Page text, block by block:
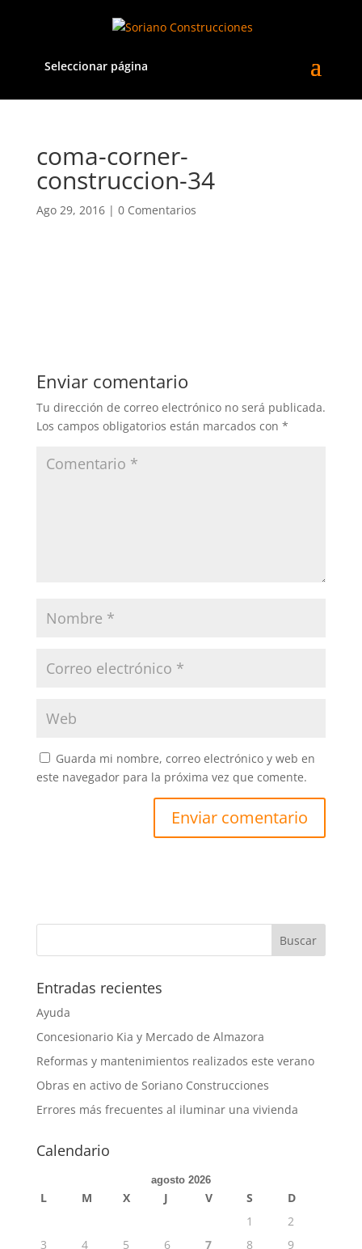
Seleccionar página
coma-corner-
construccion-34
Ago 29, 2016| 0 Comentarios
Enviar comentario
Tu dirección de correo electrónico no será publicada.
Los campos obligatorios están marcados con *
Guarda mi nombre, correo electrónico y web en
este navegador para la próxima vez que comente.
Entradas recientes
Ayuda
Concesionario Kia y Mercado de Almazora
Reformas y mantenimientos realizados este verano
Obras en activo de Soriano Construcciones
Errores más frecuentes al iluminar una vivienda
Calendario
agosto 2026
L M X J V S
D
1
2
3
4 5 6 7 8
9